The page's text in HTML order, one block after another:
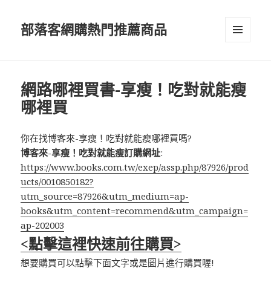
部落客網購熱門推薦商品
網路哪裡買書-享瘦！吃對就能瘦
哪裡買
你在找博客來-享瘦！吃對就能瘦哪裡買嗎?
博客來-享瘦！吃對就能瘦訂購網址:
https://www.books.com.tw/exep/assp.php/87926/prod
ucts/0010850182?
utm_source=87926&utm_medium=ap-
books&utm_content=recommend&utm_campaign=
ap-202003
<點擊這裡快速前往購買>
想要購買可以點擊下面文字或是圖片進行購買喔!